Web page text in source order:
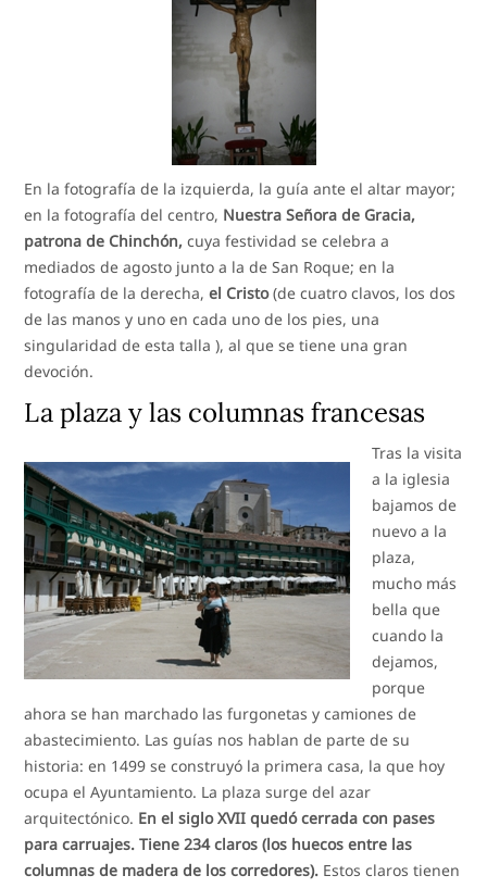
En la fotografía de la izquierda, la guía ante el altar mayor;
en la fotografía del centro, Nuestra Señora de Gracia,
patrona de Chinchón, cuya festividad se celebra a
mediados de agosto junto a la de San Roque; en la
fotografía de la derecha,el Cristo(de cuatro clavos, los dos
de las manos y uno en cada uno de los pies, una
singularidad de esta talla ), al que se tiene una gran
devoción.
La plaza y las columnas francesas
Tras la visita
a la iglesia
bajamos de
nuevo a la
plaza,
mucho más
bella que
cuando la
dejamos,
porque
ahora se han marchado las furgonetas y camiones de
abastecimiento. Las guías nos hablan de parte de su
historia: en 1499 se construyó la primera casa, la que hoy
ocupa el Ayuntamiento. La plaza surge del azar
arquitectónico. En el siglo XVII quedó cerrada con pases
para carruajes. Tiene 234 claros (los huecos entre las
columnas de madera de los corredores). Estos claros tienen